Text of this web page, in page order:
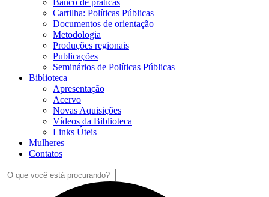
Banco de práticas
Cartilha: Políticas Públicas
Documentos de orientação
Metodologia
Produções regionais
Publicações
Seminários de Políticas Públicas
Biblioteca
Apresentação
Acervo
Novas Aquisições
Vídeos da Biblioteca
Links Úteis
Mulheres
Contatos